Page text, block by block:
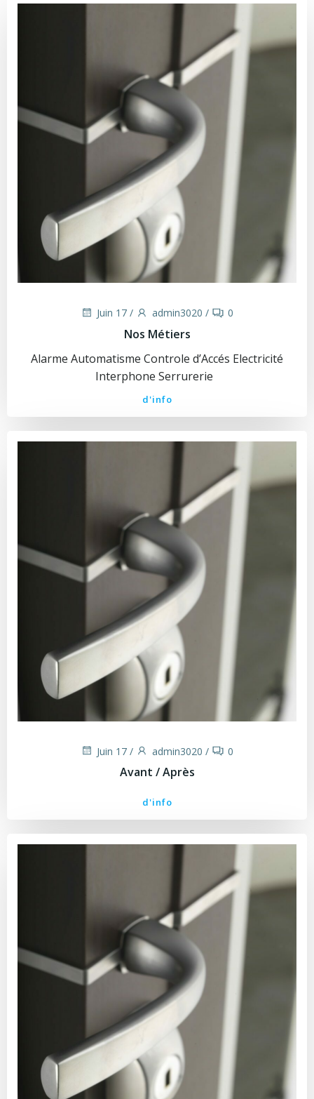
Juin 17 / admin3020 / 0
Nos Métiers
Alarme Automatisme Controle d’Accés Electricité
Interphone Serrurerie
d'info
Juin 17 / admin3020 / 0
Avant / Après
d'info